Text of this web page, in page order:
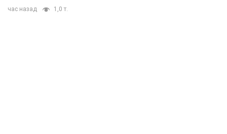
час назад 1,0 т.